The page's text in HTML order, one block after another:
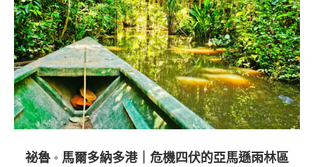
祕魯 ◦ 馬爾多納多港｜危機四伏的亞馬遜雨林區